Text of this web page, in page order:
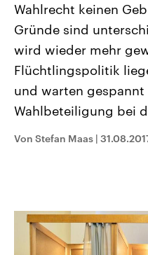
Landtagswahl Sachsen-
2026
Alle Informationen
Sachsen-Anhalt wählt am 6.
September 2026 einen
Landtag. Seit 2021 wird das
Bundesland von einer
CDU, SPD und FDP regiert.-
Umfragen, Prognosen,
und Hintergründe zu den
und Kandidaten der
Sendungen
Wahlrecht keinen
Gründe sind
wird wieder mehr
Flüchtlingspolitik
und warten gespannt
Wahlbeteiligung bei
Von Stefan Maas |